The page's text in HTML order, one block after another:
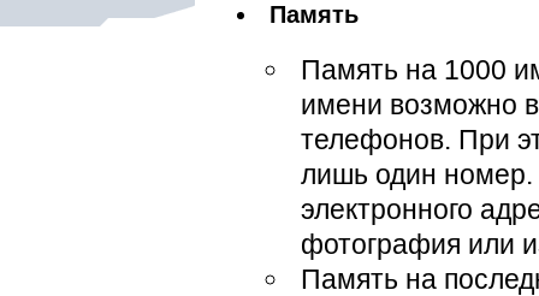
Память
Память на 1000
имени возможно
телефонов. При
лишь один номер.
электронного
фотография или
Память на